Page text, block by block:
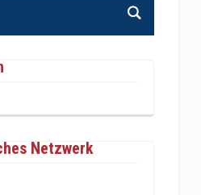
Netzwerk